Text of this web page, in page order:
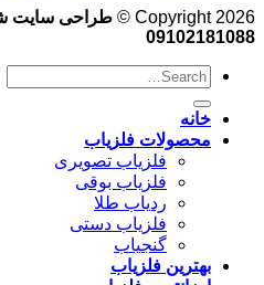
Copyright 2026 ©
طراحی سایت
09102181088
خانه
محصولات فلزیاب
فلزیاب تصویری
فلزیاب بوقی
ردیاب طلا
فلزیاب دستی
گنجیاب
بهترین فلزیاب